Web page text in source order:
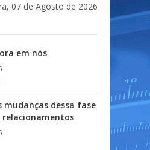
07 de Agosto de 2026
em nós
dessa fase